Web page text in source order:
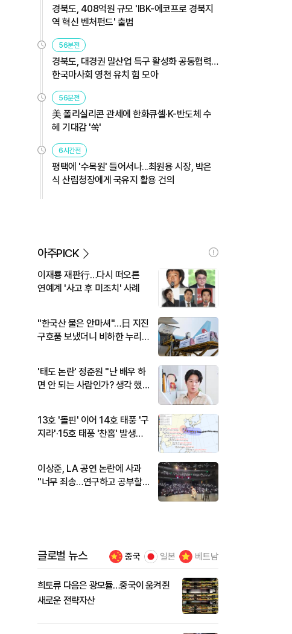
경북도, 408억원 규모 'IBK-에코프로 경북지
역 혁신 벤처펀드' 출범
56분전
경북도, 대경권 말산업 특구 활성화 공동협력…
한국마사회 영천 유치 힘 모아
56분전
美 폴리실리콘 관세에 한화큐셀·K-반도체 수
혜 기대감 '쑥'
6시간전
평택에 '수목원' 들어서나...최원용 시장, 박은
식 산림청장에게 국유지 활용 건의
아주PICK
이재룡 재판行…다시 떠오른
연예계 '사고 후 미조치' 사례
"한국산 물은 안마셔"…日 지진
구호품 보냈더니 비하한 누리
'태도 논란' 정준원 "난 배우 하
면 안 되는 사람인가? 생각 했
13호 '돌핀' 이어 14호 태풍 '구
지라'·15호 태풍 '찬홈' 발생…
이상준, LA 공연 논란에 사과
"너무 죄송…연구하고 공부할
글로벌 뉴스 중국 일본 베트남
희토류 다음은 광모듈…중국이 움켜쥔
새로운 전략자산